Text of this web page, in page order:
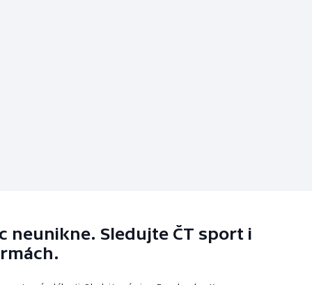
neunikne. Sledujte ČT sport i